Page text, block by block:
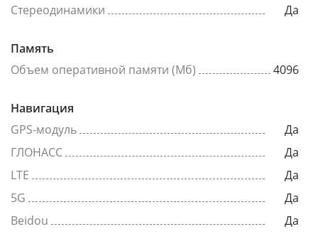
Стереодинамики Да
Память
Объем оперативной памяти (Мб)
4096
Навигация
GPS-модуль
Да
ГЛОНАСС
Да
LTE
Да
5G
Да
Beidou
Да